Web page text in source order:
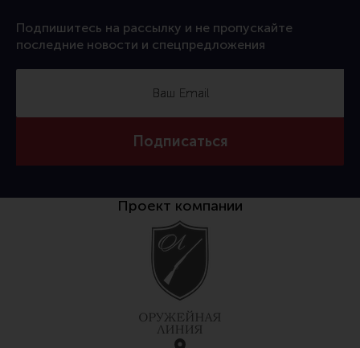
Подпишитесь на рассылку и не пропускайте
последние новости и спецпредложения
Подписаться
Проект компании